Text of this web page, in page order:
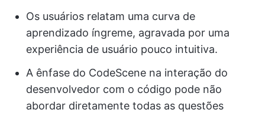
Os usuários relatam uma curva de
aprendizado íngreme, agravada por uma
experiência de usuário pouco intuitiva.
A ênfase do CodeScene na interação do
desenvolvedor com o código pode não
abordar diretamente todas as questões